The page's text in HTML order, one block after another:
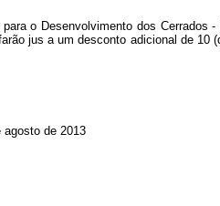
o Desenvolvimento dos Cerrados
jus a um desconto adicional de 10
de 2013